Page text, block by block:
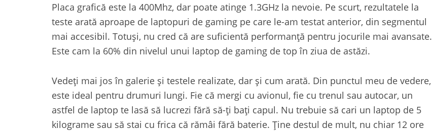
Placa grafică este la 400Mhz, dar poate atinge 1.3GHz la nevoie. Pe scurt, rezultatele la
teste arată aproape de laptopuri de gaming pe care le-am testat anterior, din segmentul
mai accesibil. Totuși, nu cred că are suficientă performanță pentru jocurile mai avansate.
Este cam la 60% din nivelul unui laptop de gaming de top în ziua de astăzi.
Vedeți mai jos în galerie și testele realizate, dar și cum arată. Din punctul meu de vedere,
este ideal pentru drumuri lungi. Fie că mergi cu avionul, fie cu trenul sau autocar, un
astfel de laptop te lasă să lucrezi fără să-ți bați capul. Nu trebuie să cari un laptop de 5
kilograme sau să stai cu frica că rămâi fără baterie. Ține destul de mult, nu chiar 12 ore